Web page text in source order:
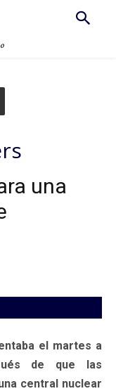
una
el martes a
de que las
central nuclear